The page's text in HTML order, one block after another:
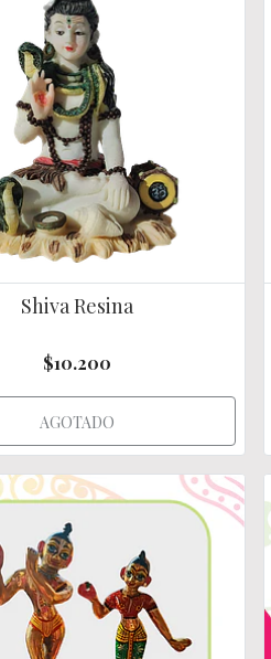
Shiva Resina
$10.200
AGOTADO